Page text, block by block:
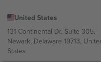
United States
131 Continental Dr, Suite 305,
Newark, Delaware 19713,
States